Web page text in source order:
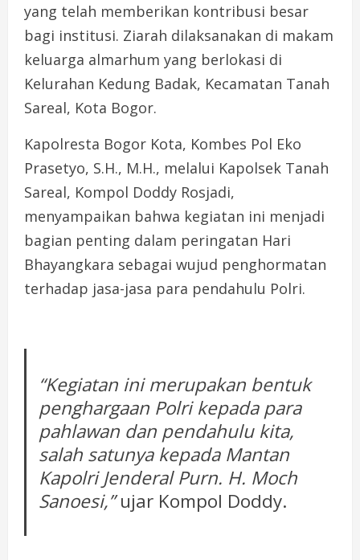
yang telah memberikan kontribusi besar
bagi institusi. Ziarah dilaksanakan di makam
keluarga almarhum yang berlokasi di
Kelurahan Kedung Badak, Kecamatan Tanah
Sareal, Kota Bogor.
Kapolresta Bogor Kota, Kombes Pol Eko
Prasetyo, S.H., M.H., melalui Kapolsek Tanah
Sareal, Kompol Doddy Rosjadi,
menyampaikan bahwa kegiatan ini menjadi
bagian penting dalam peringatan Hari
Bhayangkara sebagai wujud penghormatan
terhadap jasa-jasa para pendahulu Polri.
“Kegiatan ini merupakan bentuk
penghargaan Polri kepada para
pahlawan dan pendahulu kita,
salah satunya kepada Mantan
Kapolri Jenderal Purn. H. Moch
Sanoesi,”ujar Kompol Doddy.